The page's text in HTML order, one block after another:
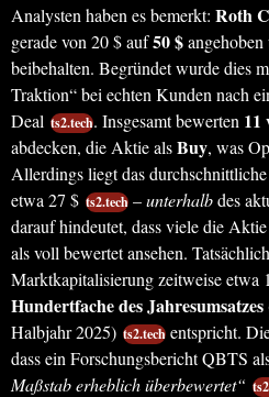
Analysten haben es bemerkt: Roth
gerade von 20 $ auf50 $
beibehalten. Begründet wurde dies
Traktion“ bei echten Kunden nach
Deal ts2.tech. Insgesamt bewerten 11
abdecken, die Aktie alsBuy, was
Allerdings liegt das
etwa 27 $ ts2.tech –unterhalbdes
darauf hindeutet, dass viele die
als voll bewertet ansehen.
Marktkapitalisierung zeitweise etwa
Hundertfache des Jahresumsatzes
Halbjahr 2025) ts2.tech entspricht.
dass ein Forschungsbericht QBTS
Maßstab erheblich überbewertet“